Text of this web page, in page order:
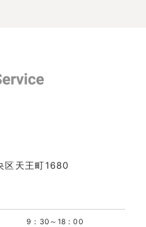
天王町1680
9：30～18：00